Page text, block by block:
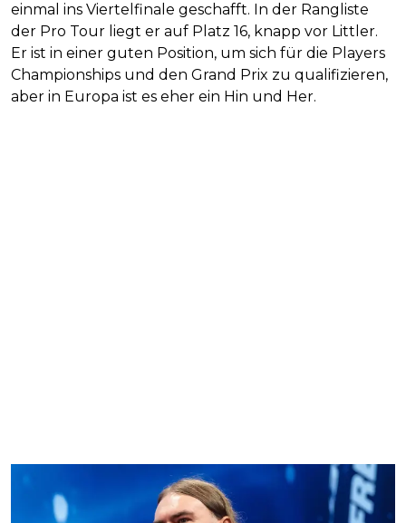
einmal ins Viertelfinale geschafft. In der Rangliste
der Pro Tour liegt er auf Platz 16, knapp vor Littler.
Er ist in einer guten Position, um sich für die Players
Championships und den Grand Prix zu qualifizieren,
aber in Europa ist es eher ein Hin und Her.